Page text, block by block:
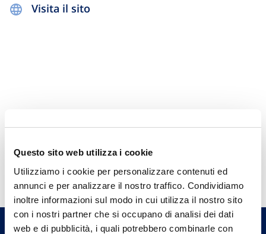
Questo sito web utilizza i cookie
Utilizziamo i cookie per personalizzare contenuti ed
annunci e per analizzare il nostro traffico. Condividiamo
inoltre informazioni sul modo in cui utilizza il nostro sito
con i nostri partner che si occupano di analisi dei dati
web e di pubblicità, i quali potrebbero combinarle con
Visita il sito
Hai bisogno di
informazioni?
Trova l'Agenzia più vicina a te e parla con
un nostro Agente.